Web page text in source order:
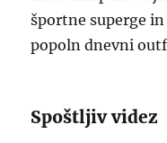
športne superge
popoln dnevni
Spoštljiv videz